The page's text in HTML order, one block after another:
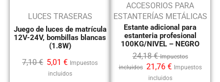
LUCES TRASERAS
Juego de luces de matrícula
12V-24V, bombillas blancas
(1.8W)
7,10€ 5,01 € Impuestos
incluidos
ACCESORIOS PARA
ESTANTERÍAS METÁLICAS
Estante adicional para
estanteria profesional
100KG/NIVEL – NEGRO
24,18€ Impuestos
incluidos 21,76 € Impuestos
incluidos